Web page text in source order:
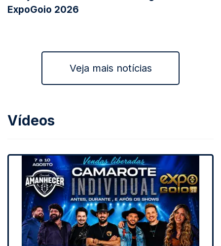
ExpoGoio 2026
Veja mais notícias
Vídeos